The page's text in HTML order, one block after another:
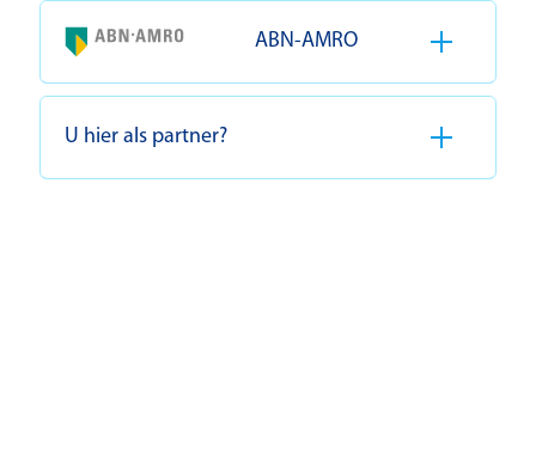
ABN-AMRO
U hier als partner?